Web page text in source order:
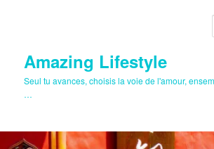
Amazing Lifestyle
Seul tu avances, choisis la voie de l'amour,
…